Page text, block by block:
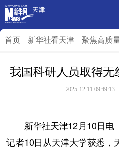
首页 新华社看天津 聚焦高质
我国科研人员取得
2025-12-11
新华社天津12月10日电
记者10日从天津大学获悉，